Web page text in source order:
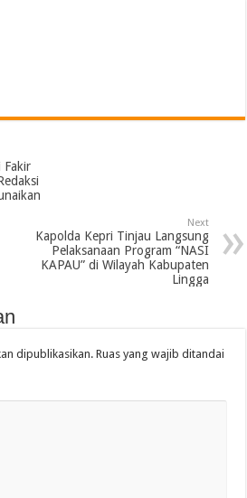
Fakir
Next
Kapolda Kepri Tinjau Langsung
Pelaksanaan Program “NASI
KAPAU” di Wilayah Kabupaten
Lingga
dipublikasikan. Ruas yang wajib ditandai